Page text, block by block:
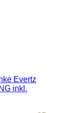
Evertz
inkl.